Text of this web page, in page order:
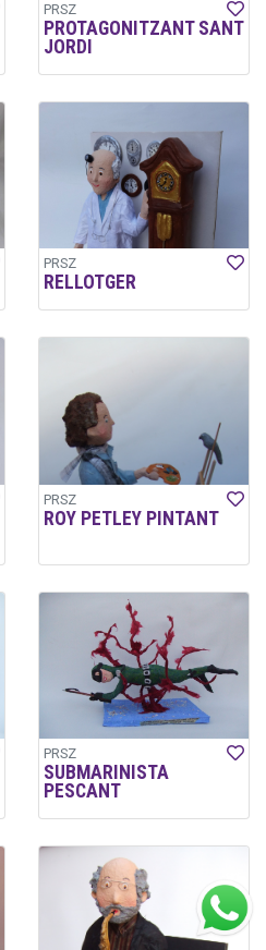
PRSZ
PROTAGONITZANT SANT
JORDI
PRSZ
RELLOTGER
PRSZ
ROY PETLEY PINTANT
PRSZ
SUBMARINISTA
PESCANT